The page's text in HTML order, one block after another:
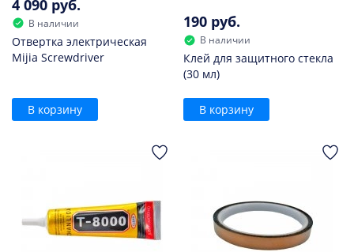
4 090 руб.
В наличии
Отвертка электрическая
Mijia Screwdriver
В корзину
190 руб.
В наличии
Клей для защитного стекла
(30 мл)
В корзину